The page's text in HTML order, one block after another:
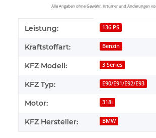
Alle Angaben ohne Gewähr, Irrtümer und Änderungen
Produkteigenschaft
Wert
Leistung: 136 PS
Kraftstoffart: Benzin
KFZ Modell: 3 Series
KFZ Typ: E90/E91/E92/E93
Motor: 318i
KFZ Hersteller: BMW